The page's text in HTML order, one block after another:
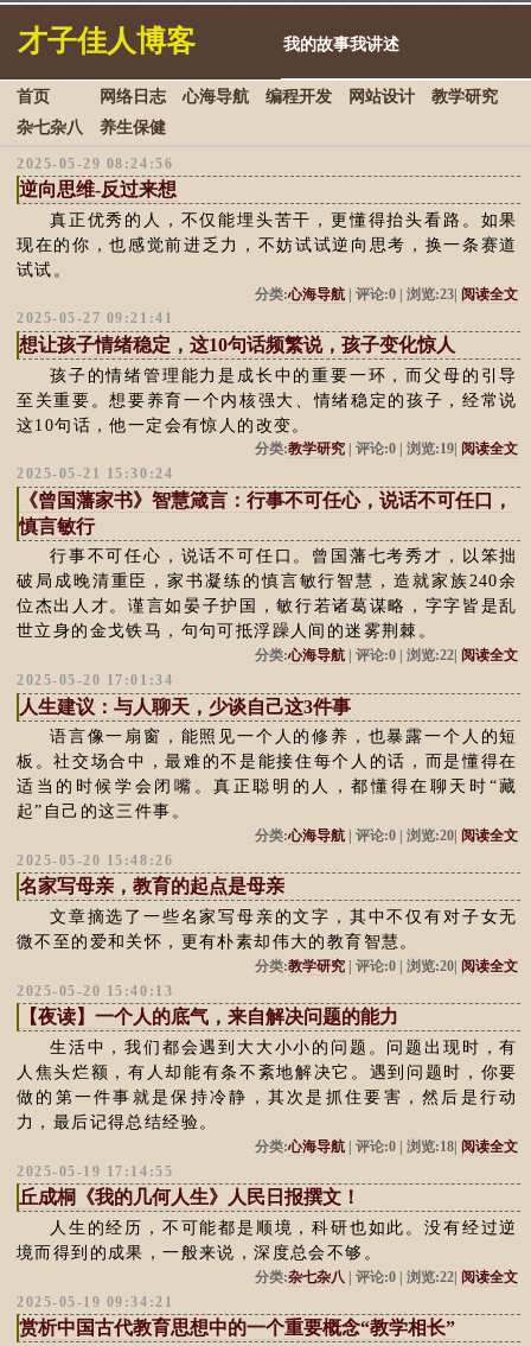
才子佳人博客 我的故事我讲述
首页 网络日志 心海导航 编程开发 网站设计
教学研究
杂七杂八
养生保健
2025-05-29 08:24:56
逆向思维-反过来想
真正优秀的人，不仅能埋头苦干，更懂得抬头看路。如果
现在的你，也感觉前进乏力，不妨试试逆向思考，换一条赛道
试试。
分类:心海导航| 评论:0 | 浏览:23| 阅读全文
2025-05-27 09:21:41
想让孩子情绪稳定，这10句话频繁说，孩子变化惊人
孩子的情绪管理能力是成长中的重要一环，而父母的引导
至关重要。想要养育一个内核强大、情绪稳定的孩子，经常说
这10句话，他一定会有惊人的改变。
分类:教学研究| 评论:0 | 浏览:19| 阅读全文
2025-05-21 15:30:24
《曾国藩家书》智慧箴言：行事不可任心，说话不可任口，
慎言敏行
行事不可任心，说话不可任口。曾国藩七考秀才，以笨拙
破局成晚清重臣，家书凝练的慎言敏行智慧，造就家族240余
位杰出人才。谨言如晏子护国，敏行若诸葛谋略，字字皆是乱
世立身的金戈铁马，句句可抵浮躁人间的迷雾荆棘。
分类:心海导航| 评论:0 | 浏览:22| 阅读全文
2025-05-20 17:01:34
人生建议：与人聊天，少谈自己这3件事
语言像一扇窗，能照见一个人的修养，也暴露一个人的短
板。社交场合中，最难的不是能接住每个人的话，而是懂得在
适当的时候学会闭嘴。真正聪明的人，都懂得在聊天时“藏
起”自己的这三件事。
分类:心海导航| 评论:0 | 浏览:20| 阅读全文
2025-05-20 15:48:26
名家写母亲，教育的起点是母亲
文章摘选了一些名家写母亲的文字，其中不仅有对子女无
微不至的爱和关怀，更有朴素却伟大的教育智慧。
分类:教学研究| 评论:0 | 浏览:20| 阅读全文
2025-05-20 15:40:13
【夜读】一个人的底气，来自解决问题的能力
生活中，我们都会遇到大大小小的问题。问题出现时，有
人焦头烂额，有人却能有条不紊地解决它。遇到问题时，你要
做的第一件事就是保持冷静，其次是抓住要害，然后是行动
力，最后记得总结经验。
分类:心海导航| 评论:0 | 浏览:18| 阅读全文
2025-05-19 17:14:55
丘成桐《我的几何人生》人民日报撰文！
人生的经历，不可能都是顺境，科研也如此。没有经过逆
境而得到的成果，一般来说，深度总会不够。
分类:杂七杂八 | 评论:0 | 浏览:22| 阅读全文
2025-05-19 09:34:21
赏析中国古代教育思想中的一个重要概念“教学相长”